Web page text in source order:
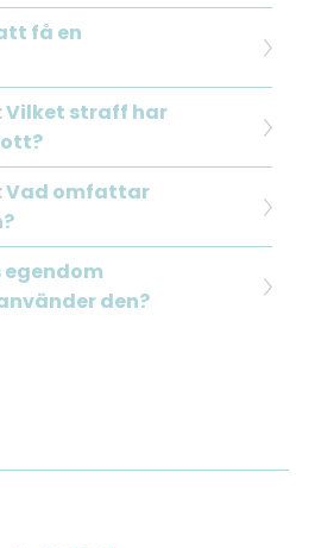
få en
straff har
Vad omfattar
egendom
den?